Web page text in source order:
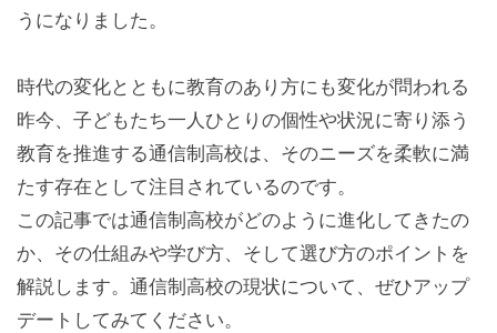
うになりました。
時代の変化とともに教育のあり方にも変化が問われる
昨今、子どもたち一人ひとりの個性や状況に寄り添う
教育を推進する通信制高校は、そのニーズを柔軟に満
たす存在として注目されているのです。
この記事では通信制高校がどのように進化してきたの
か、その仕組みや学び方、そして選び方のポイントを
解説します。通信制高校の現状について、ぜひアップ
デートしてみてください。